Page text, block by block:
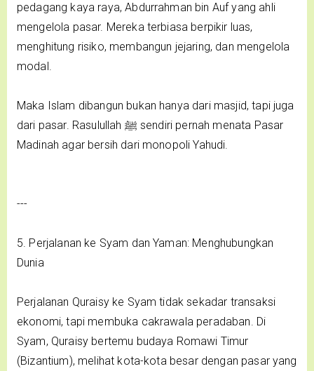
pedagang kaya raya, Abdurrahman bin Auf yang ahli
mengelola pasar. Mereka terbiasa berpikir luas,
menghitung risiko, membangun jejaring, dan mengelola
modal.
Maka Islam dibangun bukan hanya dari masjid, tapi juga
dari pasar. Rasulullah ﷺ sendiri pernah menata Pasar
Madinah agar bersih dari monopoli Yahudi.
---
5. Perjalanan ke Syam dan Yaman: Menghubungkan
Dunia
Perjalanan Quraisy ke Syam tidak sekadar transaksi
ekonomi, tapi membuka cakrawala peradaban. Di
Syam, Quraisy bertemu budaya Romawi Timur
(Bizantium), melihat kota-kota besar dengan pasar yang